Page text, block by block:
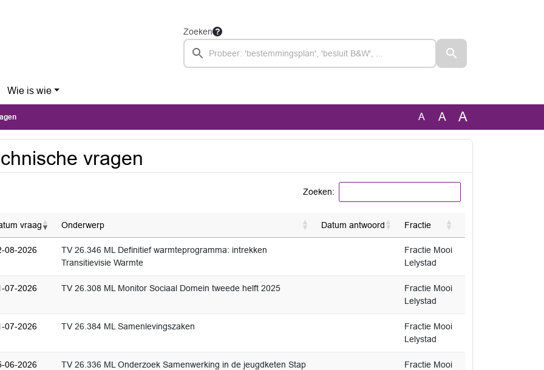
Zoeken
Wie is wie
A A A
vragen
Zoeken:
vraag Onderwerp Datum antwoord Fractie
08-2026
TV 26.346 ML Definitief warmteprogramma: intrekken
Transitievisie Warmte
Fractie Mooi
Lelystad
07-2026 TV 26.308 ML Monitor Sociaal Domein tweede helft 2025
Fractie Mooi
Lelystad
07-2026 TV 26.384 ML Samenlevingszaken
Fractie Mooi
Lelystad
06-2026
TV 26.336 ML Onderzoek Samenwerking in de jeugdketen Stap
Fractie Mooi